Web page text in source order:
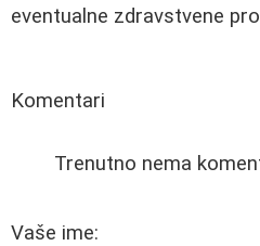
eventualne zdravstvene
Komentari
Trenutno nema
Vaše ime: